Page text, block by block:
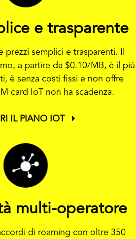
e trasparente
semplici e trasparenti. Il
a partire da $0.10/MB, è il più
è senza costi fissi e non offre
card IoT non ha scadenza.
IL PIANO IOT
multi-operatore
di roaming con oltre 350